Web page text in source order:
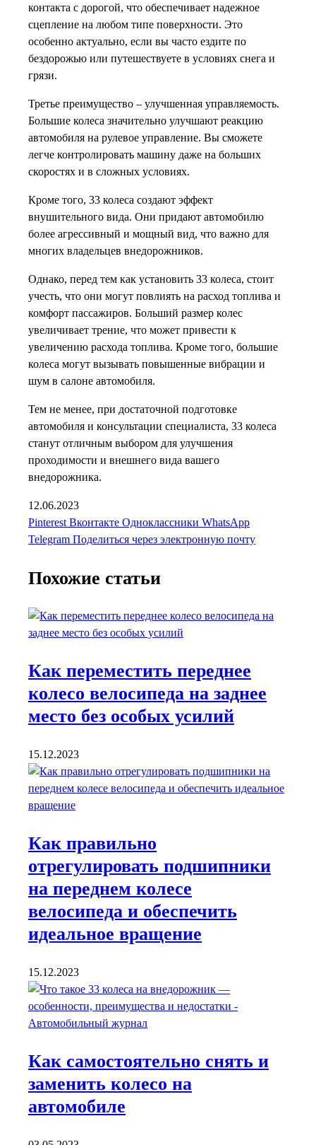
контакта с дорогой, что обеспечивает надежное
сцепление на любом типе поверхности. Это
особенно актуально, если вы часто ездите по
бездорожью или путешествуете в условиях снега и
грязи.
Третье преимущество – улучшенная управляемость.
Большие колеса значительно улучшают реакцию
автомобиля на рулевое управление. Вы сможете
легче контролировать машину даже на больших
скоростях и в сложных условиях.
Кроме того, 33 колеса создают эффект
внушительного вида. Они придают автомобилю
более агрессивный и мощный вид, что важно для
многих владельцев внедорожников.
Однако, перед тем как установить 33 колеса, стоит
учесть, что они могут повлиять на расход топлива и
комфорт пассажиров. Больший размер колес
увеличивает трение, что может привести к
увеличению расхода топлива. Кроме того, большие
колеса могут вызывать повышенные вибрации и
шум в салоне автомобиля.
Тем не менее, при достаточной подготовке
автомобиля и консультации специалиста, 33 колеса
станут отличным выбором для улучшения
проходимости и внешнего вида вашего
внедорожника.
12.06.2023
Pinterest Вконтакте Одноклассники WhatsApp
Telegram Поделиться через электронную почту
Похожие статьи
Как переместить переднее
колесо велосипеда на заднее
место без особых усилий
15.12.2023
Как правильно
отрегулировать подшипники
на переднем колесе
велосипеда и обеспечить
идеальное вращение
15.12.2023
Как самостоятельно снять и
заменить колесо на
автомобиле